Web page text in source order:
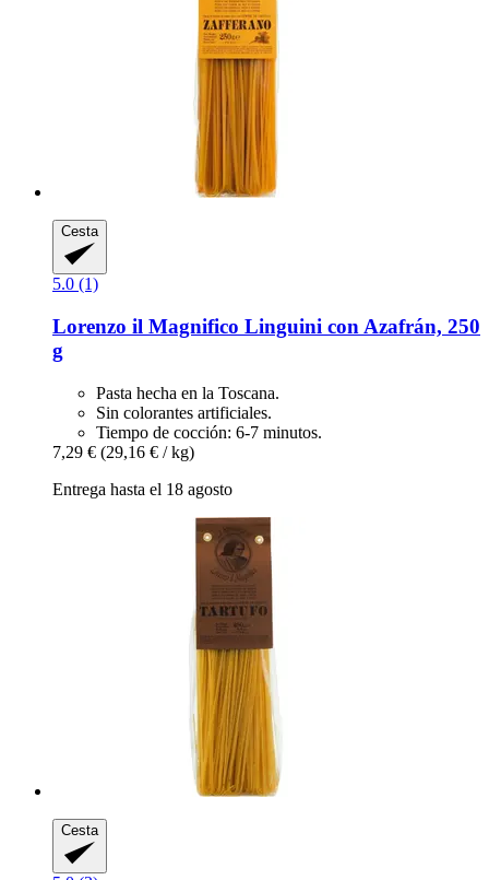
Cesta
5.0 (1)
Lorenzo il Magnifico Linguini con Azafrán, 250
g
Pasta hecha en la Toscana.
Sin colorantes artificiales.
Tiempo de cocción: 6-7 minutos.
7,29 € (29,16 € / kg)
Entrega hasta el 18 agosto
Cesta